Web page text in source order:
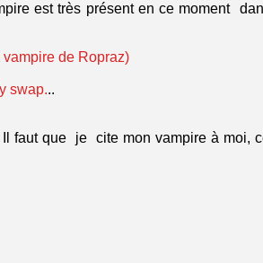
est très présent en ce moment
vampire de Ropraz)
swap...
Il faut que je cite mon vampire à moi,